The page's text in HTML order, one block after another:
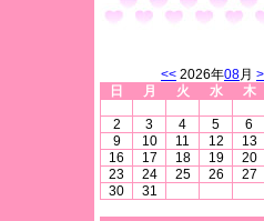
<< 2026年08月
日
月 火 水 木
2
3 4 5 6
9
10 11 12 13
16
17 18 19 20
23
24 25 26 27
30
31